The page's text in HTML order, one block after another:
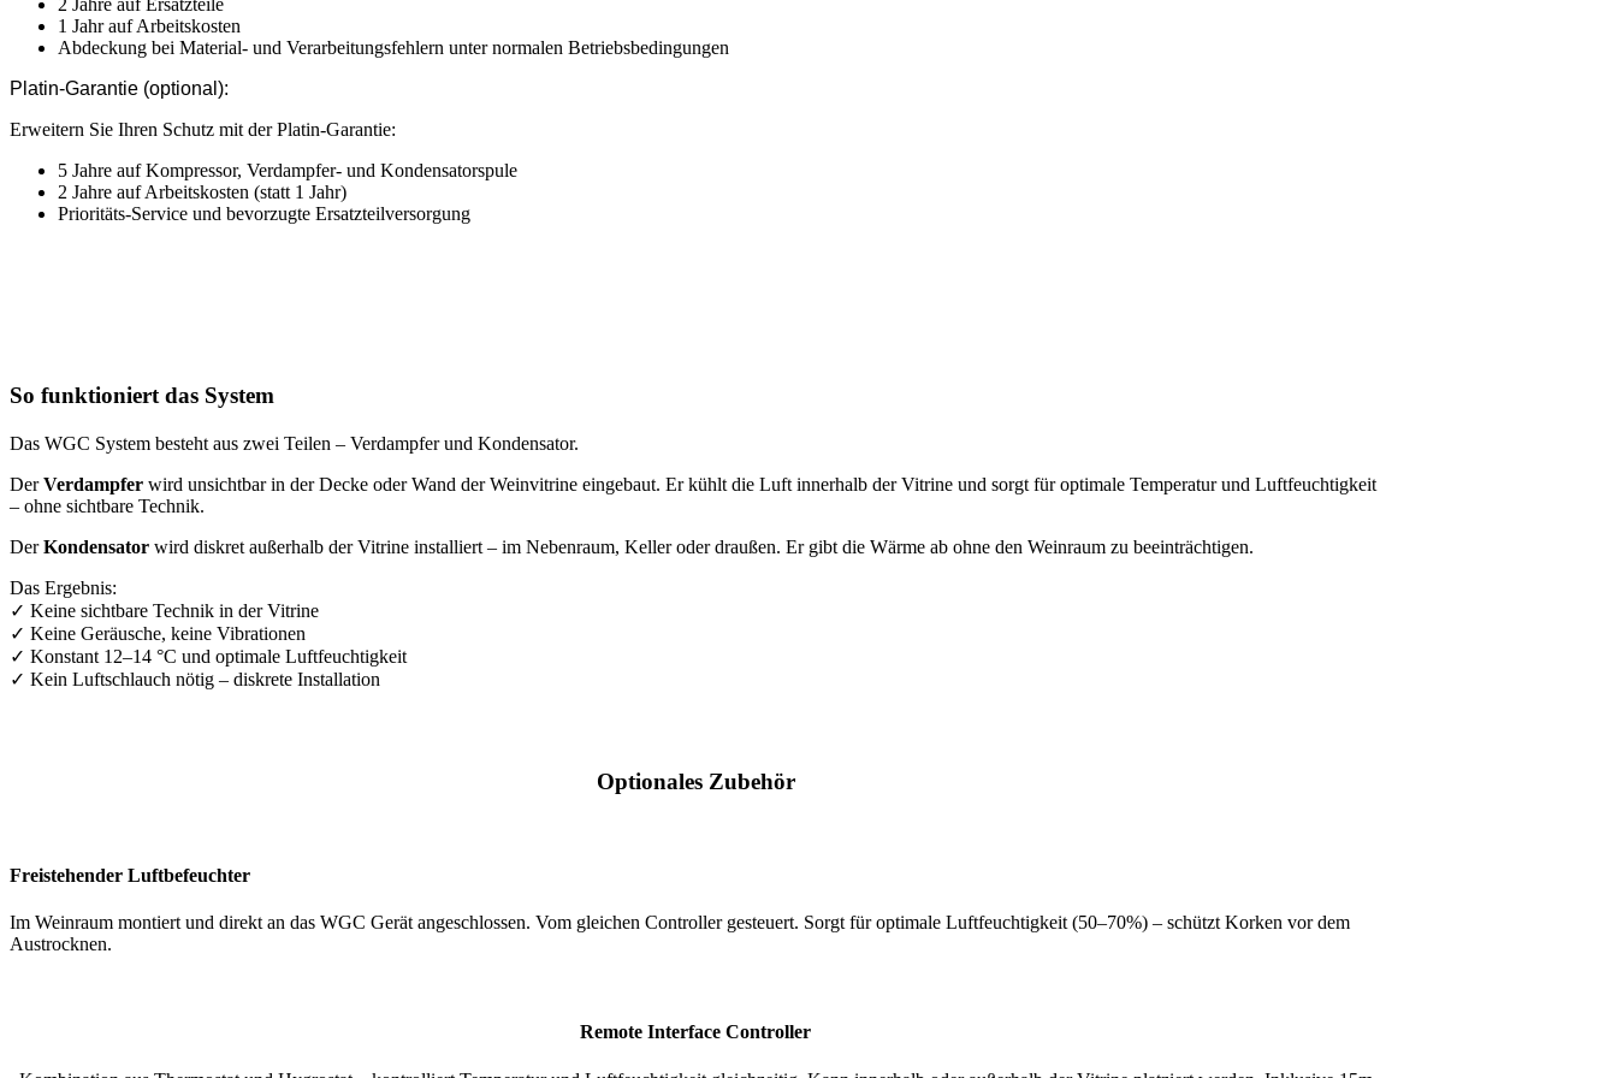
2 Jahre auf Ersatzteile
1 Jahr auf Arbeitskosten
Abdeckung bei Material- und Verarbeitungsfehlern unter normalen Betriebsbedingungen
Platin-Garantie (optional):
Erweitern Sie Ihren Schutz mit der Platin-Garantie:
5 Jahre auf Kompressor, Verdampfer- und Kondensatorspule
2 Jahre auf Arbeitskosten (statt 1 Jahr)
Prioritäts-Service und bevorzugte Ersatzteilversorgung
So funktioniert das System
Das WGC System besteht aus zwei Teilen – Verdampfer und Kondensator.
DerVerdampfer wird unsichtbar in der Decke oder Wand der Weinvitrine eingebaut. Er kühlt die Luft innerhalb der Vitrine und sorgt für optimale Temperatur und Luftfeuchtigkeit
– ohne sichtbare Technik.
DerKondensator wird diskret außerhalb der Vitrine installiert – im Nebenraum, Keller oder draußen. Er gibt die Wärme ab ohne den Weinraum zu beeinträchtigen.
Das Ergebnis:
✓ Keine sichtbare Technik in der Vitrine
✓ Keine Geräusche, keine Vibrationen
✓ Konstant 12–14 °C und optimale Luftfeuchtigkeit
✓ Kein Luftschlauch nötig – diskrete Installation
Optionales Zubehör
Freistehender Luftbefeuchter
Im Weinraum montiert und direkt an das WGC Gerät angeschlossen. Vom gleichen Controller gesteuert. Sorgt für optimale Luftfeuchtigkeit (50–70%) – schützt Korken vor dem
Austrocknen.
Remote Interface Controller